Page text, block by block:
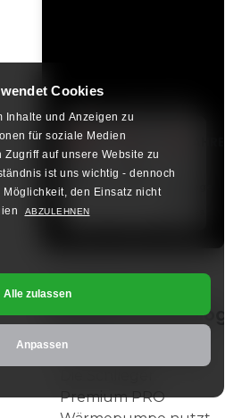
Cookies
Inhalte und Anzeigen zu
für soziale Medien
auf unsere Website zu
ist uns wichtig - dennoch
den Einsatz nicht
ABZULEHNEN
Alle zulassen
Anpassen
10 JAHRE
auf
den
Verdichter
3
auf
die
Wärmepumpe
Verdichter- und
Invertersteuerung
Premium PRO